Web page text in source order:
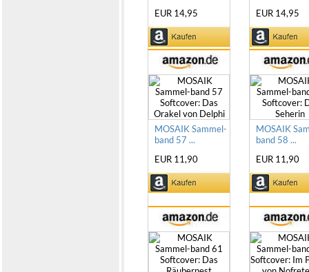
EUR 14,95
EUR 14,95
MOSAIK Sammel-
band 57 ...
EUR 11,90
MOSAIK
band 58 ...
EUR 11,90